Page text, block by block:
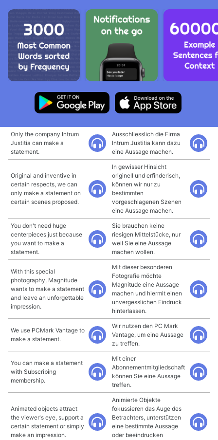
Only the company Intrum
Justitia can make a
statement.
Ausschliesslich die Firma
Intrum Justitia kann dazu
eine Aussage machen.
Original and inventive in
certain respects, we can
only make a statement on
certain scenes proposed.
In gewisser Hinsicht
originell und erfinderisch,
können wir nur zu
bestimmten
vorgeschlagenen Szenen
eine Aussage machen.
You don't need huge
centerpieces just because
you want to make a
statement.
Sie brauchen keine
riesigen Mittelstücke, nur
weil Sie eine Aussage
machen wollen.
With this special
photography, Magnitude
wants to make a statement
and leave an unforgettable
impression.
Mit dieser besonderen
Fotografie möchte
Magnitude eine Aussage
machen und hiermit einen
unvergesslichen Eindruck
hinterlassen.
We use PCMark Vantage to
make a statement.
Wir nutzen den PC Mark
Vantage, um eine Aussage
zu treffen.
You can make a statement
with Subscribing
membership.
Mit einer
Abonnementmitgliedschaft
können Sie eine Aussage
treffen.
Animated objects attract
the viewer's eye, support a
certain statement or simply
make an impression.
Animierte Objekte
fokussieren das Auge des
Betrachters, unterstützen
eine bestimmte Aussage
oder beeindrucken